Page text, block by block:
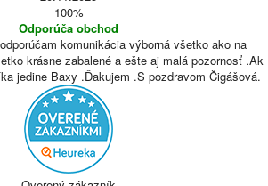
100%
Odporúča obchod
komunikácia výborná všetko ako na
krásne zabalené a ešte aj malá pozornosť .Ak
jedine Baxy .Ďakujem .S pozdravom Čigášová.